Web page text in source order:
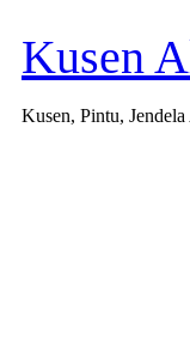
Kusen
Kusen, Pintu,